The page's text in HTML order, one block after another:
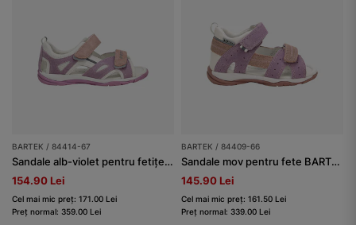
BARTEK / 84414-67
Sandale alb-violet pentru fetițe BARTEK 84414-67
154.90 Lei
Cel mai mic preț: 171.00 Lei
Preț normal: 359.00 Lei
BARTEK / 84409-66
Sandale mov pentru fete BARTEK 84409-66
145.90 Lei
Cel mai mic preț: 161.50 Lei
Preț normal: 339.00 Lei